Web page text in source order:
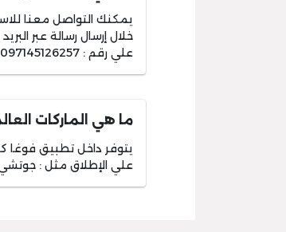
يمكنك التواصل معنا
خلال إرسال رسالة عبر البريد
علي رقم : 0097145126257.
ما هي الماركات
يتوفر داخل تطبيق فوغا
علي الإطلاق مثل : جوتشي،